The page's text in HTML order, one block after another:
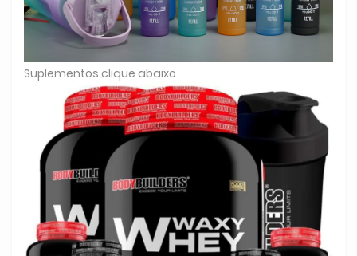
Suplementos clique abaixo